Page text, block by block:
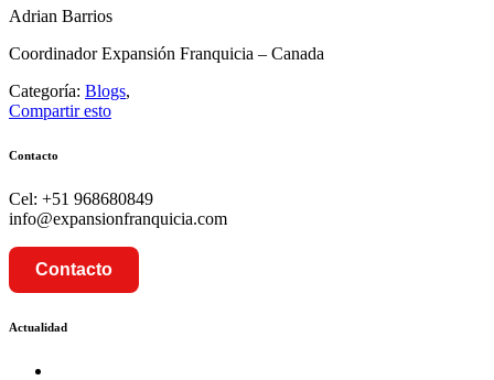
Adrian Barrios
Coordinador Expansión Franquicia – Canada
Categoría: Blogs,
Compartir esto
Contacto
Cel: +51 968680849
info@expansionfranquicia.com
Contacto
Actualidad